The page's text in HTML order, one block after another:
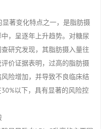
著变化特点之一，是脂肪摄
，呈逐年上升趋势。对糖尿
研究发现，其脂肪摄入量往
价证据表明，过高的脂肪摄
险增加，并导致不良临床结
以下，具有显著的风险控